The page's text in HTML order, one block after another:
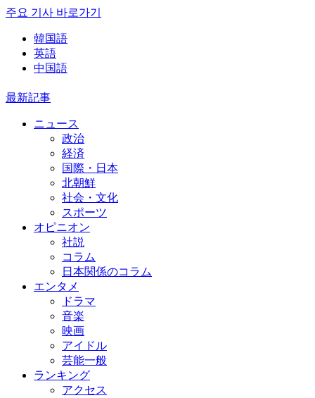
주요 기사 바로가기
韓国語
英語
中国語
最新記事
ニュース
政治
経済
国際・日本
北朝鮮
社会・文化
スポーツ
オピニオン
社説
コラム
日本関係のコラム
エンタメ
ドラマ
音楽
映画
アイドル
芸能一般
ランキング
アクセス